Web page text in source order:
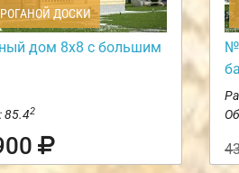
ДОСКИ
дом 8х8 с большим
85.42